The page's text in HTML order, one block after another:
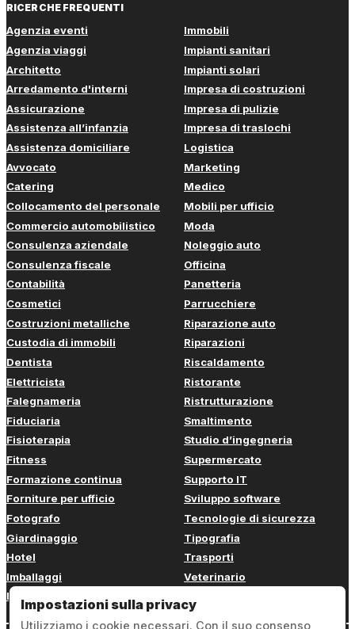
RICERCHE FREQUENTI
Agenzia eventi
Agenzia viaggi
Architetto
Arredamento d'interni
Assicurazione
Assistenza all’infanzia
Assistenza domiciliare
Avvocato
Catering
Collocamento del personale
Commercio automobilistico
Consulenza aziendale
Consulenza fiscale
Contabilità
Cosmetici
Costruzioni metalliche
Custodia di immobili
Dentista
Elettricista
Falegnameria
Fiduciaria
Fisioterapia
Fitness
Formazione continua
Forniture per ufficio
Fotografo
Giardinaggio
Hotel
Imballaggi
Imbianchino
Immobili
Impianti sanitari
Impianti solari
Impresa di costruzioni
Impresa di pulizie
Impresa di traslochi
Logistica
Marketing
Medico
Mobili per ufficio
Moda
Noleggio auto
Officina
Panetteria
Parrucchiere
Riparazione auto
Riparazioni
Riscaldamento
Ristorante
Ristrutturazione
Smaltimento
Studio d’ingegneria
Supermercato
Supporto IT
Sviluppo software
Tecnologie di sicurezza
Tipografia
Trasporti
Veterinario
Impostazioni sulla privacy
Utilizziamo i cookie necessari. Con il suo consenso,